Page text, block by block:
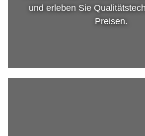
und erleben Sie
Preisen.